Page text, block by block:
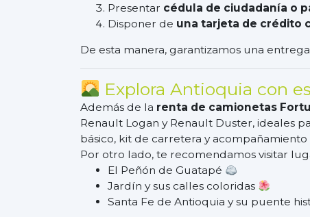
Presentar cédula de ciudadanía o
Disponer de una tarjeta de crédito
De esta manera, garantizamos una
Explora Antioquia con
Además de la renta de camionetas
Renault Logan y Renault Duster, ideales
básico, kit de carretera y
Por otro lado, te recomendamos visitar
El Peñón de Guatapé
Jardín y sus calles coloridas
Santa Fe de Antioquia y su puente